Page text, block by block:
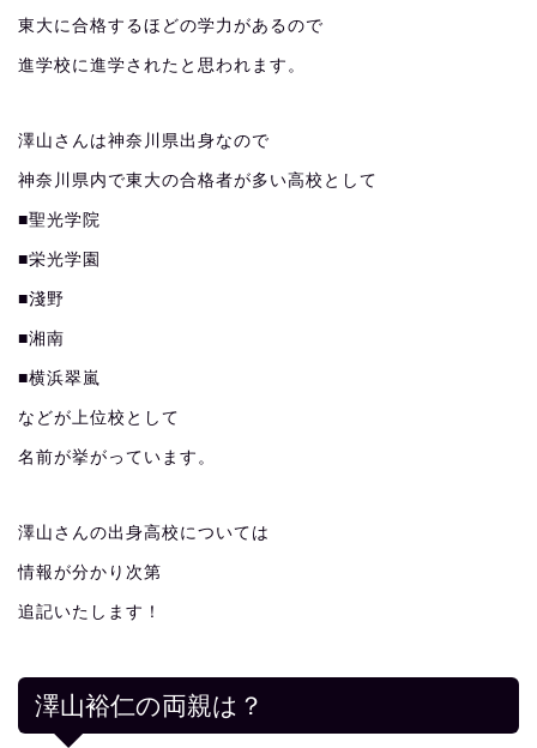
東大に合格するほどの学力があるので
進学校に進学されたと思われます。
澤山さんは神奈川県出身なので
神奈川県内で東大の合格者が多い高校として
■聖光学院
■栄光学園
■淺野
■湘南
■横浜翠嵐
などが上位校として
名前が挙がっています。
澤山さんの出身高校については
情報が分かり次第
追記いたします！
澤山裕仁の両親は？